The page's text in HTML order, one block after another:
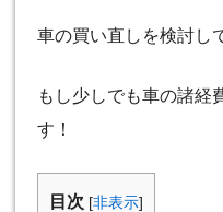
車の買い直しを検討し
もし少しでも車の諸経
す！
目次 [非表示]